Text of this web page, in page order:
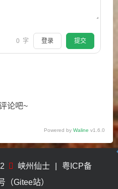
0 字 登录 提交
论吧~
Powered by Waline v1.6.0
峡州仙士
粤ICP备
（Gitee站）